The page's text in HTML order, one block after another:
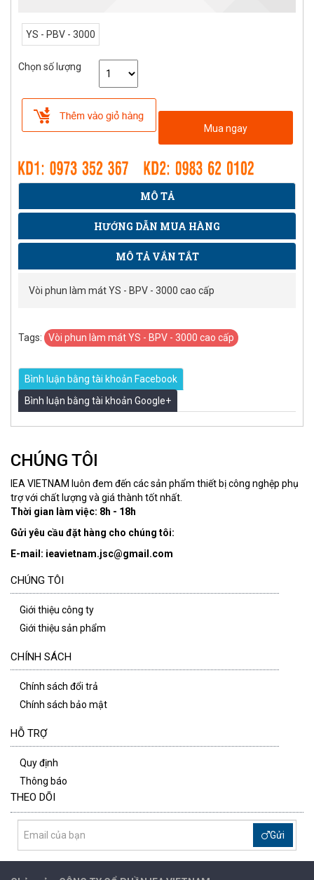
YS - PBV - 3000
Chọn số lượng
Mua ngay
MÔ TẢ
HƯỚNG DẪN MUA HÀNG
MÔ TẢ VẮN TẮT
Vòi phun làm mát YS - BPV - 3000 cao cấp
Tags: Vòi phun làm mát YS - BPV - 3000 cao cấp
Bình luận bằng tài khoản Facebook
Bình luận bằng tài khoản Google+
CHÚNG TÔI
IEA VIETNAM luôn đem đến các sản phẩm thiết bị công nghệp phụ
trợ với chất lượng và giá thành tốt nhất.
Thời gian làm việc: 8h - 18h
Gửi yêu cầu đặt hàng cho chúng tôi:
E-mail: ieavietnam.jsc@gmail.com
CHÚNG TÔI
Giới thiệu công ty
Giới thiệu sản phẩm
CHÍNH SÁCH
Chính sách đổi trả
Chính sách bảo mật
HỖ TRỢ
Quy định
Thông báo
THEO DÕI
Gửi